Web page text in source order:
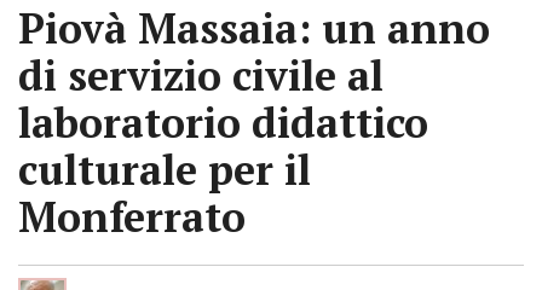
Piovà Massaia: un anno
di servizio civile al
laboratorio didattico
culturale per il
Monferrato